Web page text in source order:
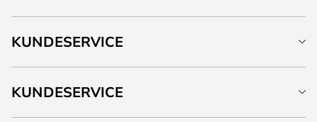
KUNDESERVICE
KUNDESERVICE